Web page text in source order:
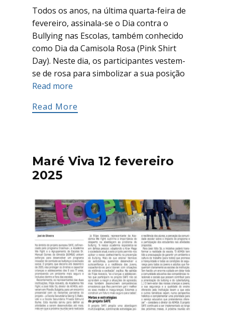
Todos os anos, na última quarta-feira de
fevereiro, assinala-se o Dia contra o
Bullying nas Escolas, também conhecido
como Dia da Camisola Rosa (Pink Shirt
Day). Neste dia, os participantes vestem-
se de rosa para simbolizar a sua posição
Read more
Read More
Maré Viva 12 fevereiro
2025